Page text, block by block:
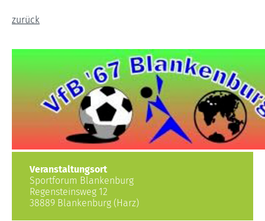
zurück
Veranstaltungsort
Sportforum Blankenburg
Regensteinsweg 12
38889 Blankenburg (Harz)